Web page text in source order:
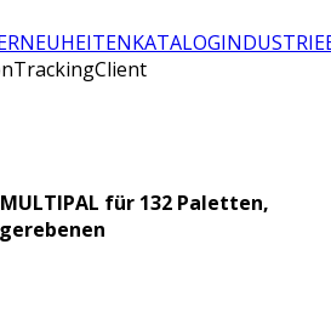
NEUHEITENKATALOG
für 132 Paletten,